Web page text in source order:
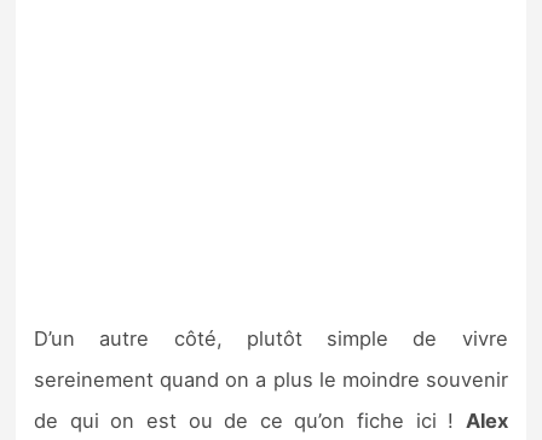
D’un autre côté, plutôt simple de vivre
sereinement quand on a plus le moindre souvenir
de qui on est ou de ce qu’on fiche ici ! Alex